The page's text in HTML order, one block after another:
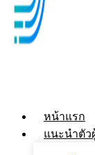
หน้าแรก
แนะนำตัว